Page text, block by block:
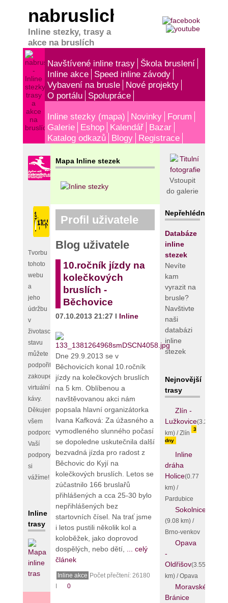
nabruslich.cz
Inline stezky, trasy a
akce na bruslích
Navštívené inline trasy
Škola bruslení
Inline akce
Speed inline závody
Vybavení na brusle
Nové projekty
O portálu
Spolupráce
Inline stezky (mapa) Novinky
Forum
Galerie
Eshop Kalendář
Bazar
Katalog odkazů
Blogy Registrace
Tvorbu
tohoto
webu
a
jeho
údržbu
v
životaschopném
stavu
můžete
podpořit
zakoupením
virtuální
kávy.
Děkujeme
všem
podporovatelům,
Vaší
podpory
si
vážíme!
Inline
trasy
Mapa Inline stezek
Profil uživatele
Blog uživatele
10.ročník jízdy na
kolečkových
bruslích -
Běchovice
07.10.2013 21:27 I Inline
Dne 29.9.2013 se v
Běchovicích konal 10.ročník
jízdy na kolečkových bruslích
na 5 km. Oblíbenou a
navštěvovanou akci nám
popsala hlavní organizátorka
Ivana Kafková: Za úžasného a
vymodleného slunného počasí
se dopoledne uskutečnila další
bezvadná jízda pro radost z
Běchovic do Kyjí na
kolečkových bruslích. Letos se
zúčastnilo 166 bruslařů
přihlášených a cca 25-30 bylo
nepřihlášených bez
startovních čísel. Na trať jsme
i letos pustili několik kol a
koloběžek, jako doprovod
dospělých, nebo dětí,
... celý
článek
Inline akce Počet přečtení: 26180
0
Vstoupit
do galerie
Nepřehlédněte!
Databáze
inline
stezek
Nevíte
kam
vyrazit na
brusle?
Navštivte
naši
databázi
inline
stezek
Nejnovější
trasy
Zlín -
Lužkovice(3.25
km) / Zlín
3
dny
Inline
dráha
Holice(0.77
km) /
Pardubice
Sokolnice
(9.08 km) /
Brno-venkov
Opava
-
Oldřišov(3.55
km) / Opava
Moravské
Bránice